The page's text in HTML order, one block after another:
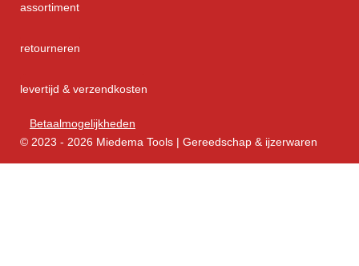
assortiment
retourneren
levertijd & verzendkosten
Betaalmogelijkheden
© 2023 - 2026 Miedema Tools | Gereedschap & ijzerwaren